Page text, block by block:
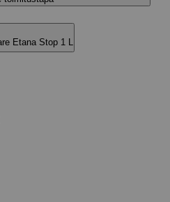
Etana Stop 1 L